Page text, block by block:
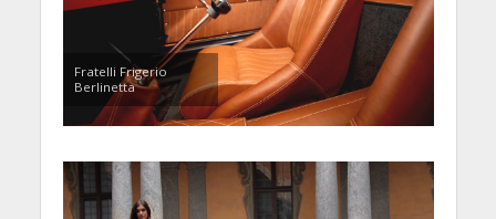
Fratelli Frigerio
Berlinetta